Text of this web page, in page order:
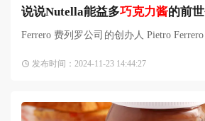
说说Nutella能益多巧克力酱的前
Ferrero 费列罗公司的创办人 Pietro
的“榛子棒”，
发布时间：2024-11-23 14:44:27